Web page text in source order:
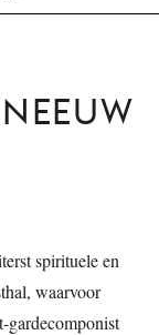
spirituele en
waarvoor
gardecomponist